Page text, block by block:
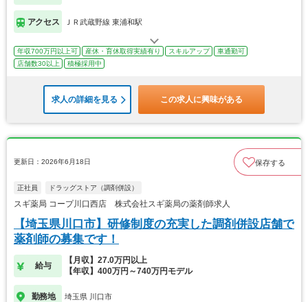
アクセス ＪＲ武蔵野線 東浦和駅
年収700万円以上可 産休・育休取得実績有り スキルアップ
車通勤可
店舗数30以上
積極採用中
求人の詳細を見る この求人に興味がある
更新日：2026年6月18日 保存する
正社員 ドラッグストア（調剤併設）
スギ薬局 コープ川口西店 株式会社スギ薬局の薬剤師求人
【埼玉県川口市】研修制度の充実した調剤併設店舗で
薬剤師の募集です！
給与
【月収】27.0万円以上
【年収】400万円～740万円モデル
勤務地 埼玉県 川口市